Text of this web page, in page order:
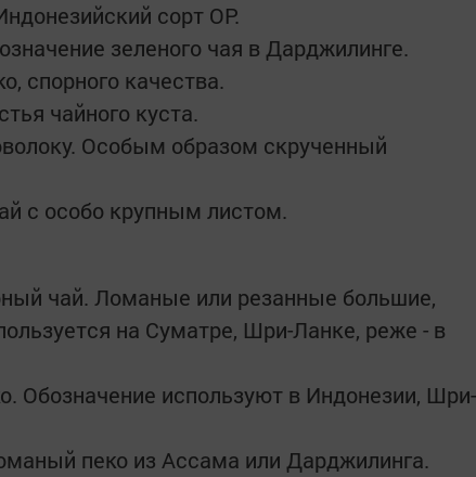
сорт OP.
зеленого чая в Дарджилинге.
спорного качества.
чайного куста.
Особым образом скрученный
с особо крупным листом.
чай. Ломаные или резанные большие,
на Суматре, Шри-Ланке, реже - в
Обозначение используют в Индонезии, Шри-
пеко из Ассама или Дарджилинга.